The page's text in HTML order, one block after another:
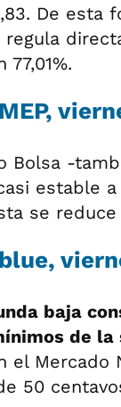
De esta
Bolsa -
estable a
se reduce
baja
de la
el Mercado
50